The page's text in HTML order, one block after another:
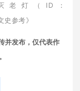
老灯（ID：
参考》
并发布，仅代表作